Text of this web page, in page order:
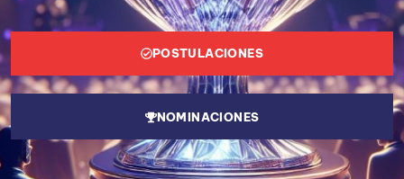
POSTULACIONES
NOMINACIONES